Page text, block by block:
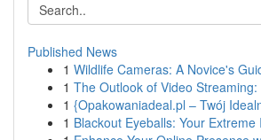
Published News
1 Wildlife Cameras: A Novice's
1 The Outlook of Video
1 {Opakowaniadeal.pl – Twój
1 Blackout Eyeballs: Your Extreme